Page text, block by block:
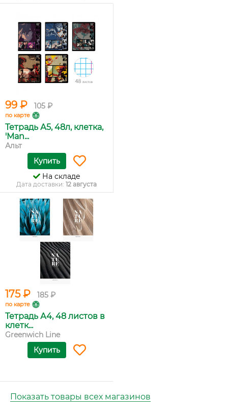
99 ₽ 105 ₽
по карте
Тетрадь А5, 48л, клетка,
'Man...
Альт
Купить
На складе
Дата доставки: 12 августа
175 ₽ 185 ₽
по карте
Тетрадь А4, 48 листов в
клетк...
Greenwich Line
Купить
Показать товары всех магазинов